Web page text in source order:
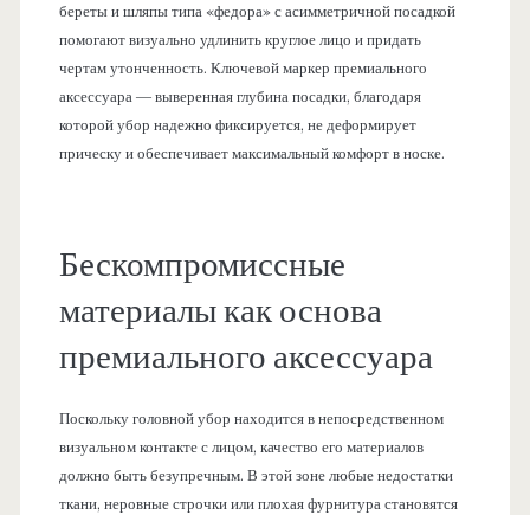
береты и шляпы типа «федора» с асимметричной посадкой
помогают визуально удлинить круглое лицо и придать
чертам утонченность. Ключевой маркер премиального
аксессуара — выверенная глубина посадки, благодаря
которой убор надежно фиксируется, не деформирует
прическу и обеспечивает максимальный комфорт в носке.
Бескомпромиссные
материалы как основа
премиального аксессуара
Поскольку головной убор находится в непосредственном
визуальном контакте с лицом, качество его материалов
должно быть безупречным. В этой зоне любые недостатки
ткани, неровные строчки или плохая фурнитура становятся